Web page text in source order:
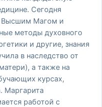
Сегодня
Высшим Магом и
методы духовного
и другие, знания
в наследство от
а также на
курсах,
Маргарита
работой с